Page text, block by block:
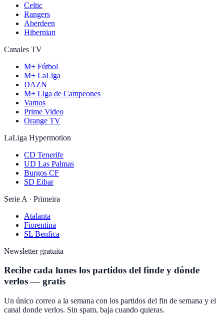
Celtic
Rangers
Aberdeen
Hibernian
Canales TV
M+ Fútbol
M+ LaLiga
DAZN
M+ Liga de Campeones
Vamos
Prime Video
Orange TV
LaLiga Hypermotion
CD Tenerife
UD Las Palmas
Burgos CF
SD Eibar
Serie A · Primeira
Atalanta
Fiorentina
SL Benfica
Newsletter gratuita
Recibe cada lunes los partidos del finde y dónde
verlos — gratis
Un único correo a la semana con los partidos del fin de semana y el
canal donde verlos. Sin spam, baja cuando quieras.